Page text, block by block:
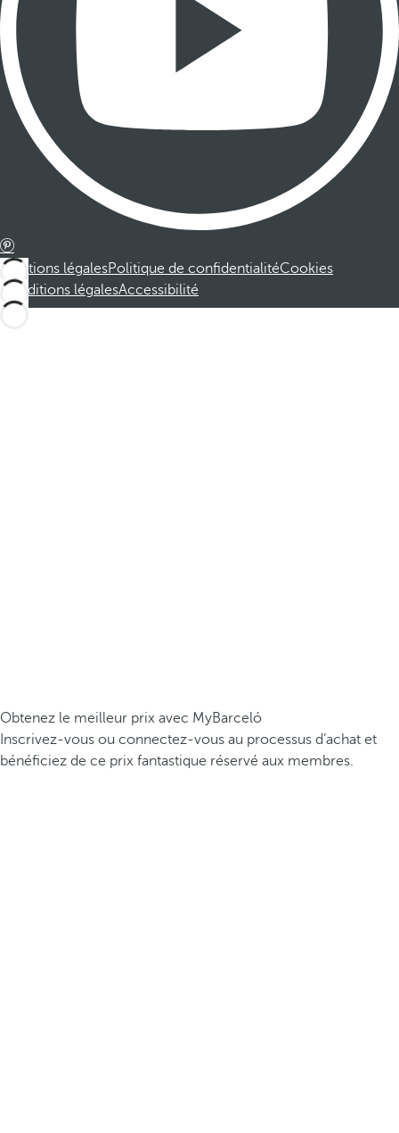
Mentions légalesPolitique de confidentialitéCookies
Conditions légalesAccessibilité
Obtenez le meilleur prix avec MyBarceló
Inscrivez-vous ou connectez-vous au processus d’achat et
bénéficiez de ce prix fantastique réservé aux membres.